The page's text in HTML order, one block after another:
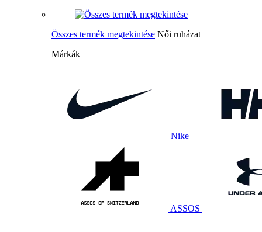
Összes termék megtekintése Női ruházat
Márkák
Nike
ASSOS